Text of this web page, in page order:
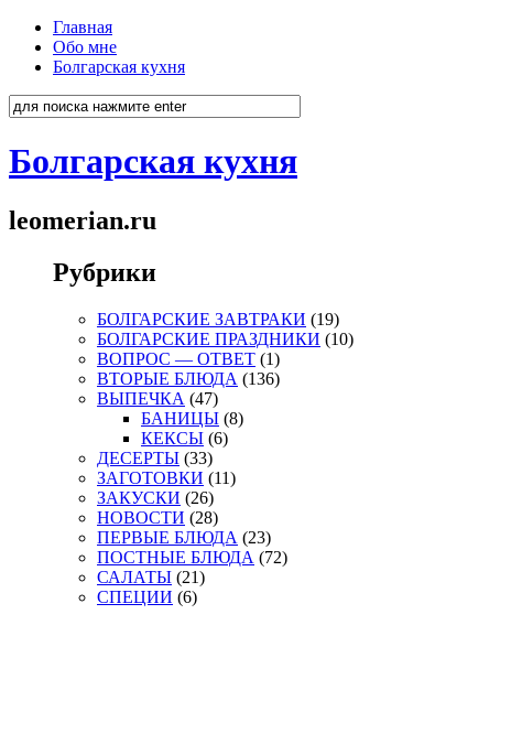
Главная
Обо мне
Болгарская кухня
Болгарская кухня
leomerian.ru
Рубрики
БОЛГАРСКИЕ ЗАВТРАКИ (19)
БОЛГАРСКИЕ ПРАЗДНИКИ (10)
ВОПРОС — ОТВЕТ (1)
ВТОРЫЕ БЛЮДА (136)
ВЫПЕЧКА (47)
БАНИЦЫ (8)
КЕКСЫ (6)
ДЕСЕРТЫ (33)
ЗАГОТОВКИ (11)
ЗАКУСКИ (26)
НОВОСТИ (28)
ПЕРВЫЕ БЛЮДА (23)
ПОСТНЫЕ БЛЮДА (72)
САЛАТЫ (21)
СПЕЦИИ (6)